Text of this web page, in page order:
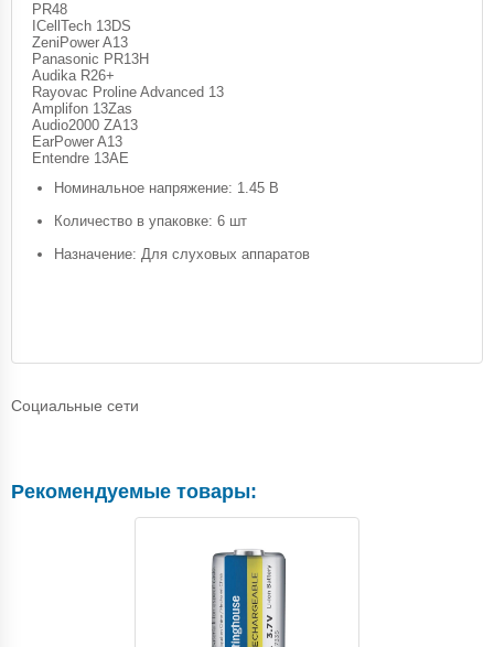
PR48
ICellTech 13DS
ZeniPower A13
Panasonic PR13H
Audika R26+
Rayovac Proline Advanced 13
Amplifon 13Zas
Audio2000 ZA13
EarPower A13
Entendre 13AE
Номинальное напряжение: 1.45 В
Количество в упаковке: 6 шт
Назначение: Для слуховых аппаратов
Социальные сети
Рекомендуемые товары: